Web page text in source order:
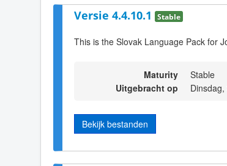
Versie 4.4.10.1 Stable
This is the Slovak Language Pack for
Maturity
Stable
Uitgebracht op
Bekijk bestanden